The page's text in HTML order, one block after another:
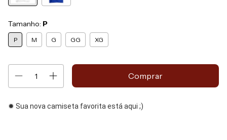
Tamanho: P
P M G GG XG
✹ Sua nova camiseta favorita está aqui ;)